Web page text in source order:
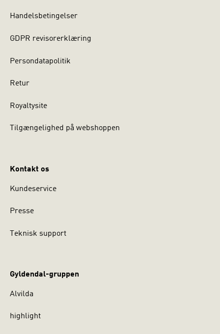
Handelsbetingelser
GDPR revisorerklæring
Persondatapolitik
Retur
Royaltysite
Tilgængelighed på webshoppen
Kontakt os
Kundeservice
Presse
Teknisk support
Gyldendal-gruppen
Alvilda
highlight